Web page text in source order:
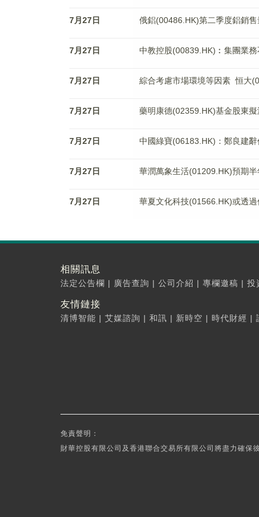
7月27日 俄鋁(00486.HK)第二季度鋁銷
7月27日 中教控股(00839.HK)︰集團業
7月27日 綜合考慮市場環境等因素 恒大
7月27日 藥明康德(02359.HK)基金股東
7月27日 中國綠寶(06183.HK)：鄭良建
7月27日 華潤萬象生活(01209.HK)預期
7月27日 華夏文化科技(01566.HK)或透
相關訊息
法定公告欄 | 廣告查詢 | 公司介紹 | 專欄邀稿 | 投
友情鏈接
清博智能 | 艾媒諮詢 | 和訊 | 新時空 | 時代財經 |
免責聲明：
財華控股有限公司及香港聯合交易所有限公司將盡力確保